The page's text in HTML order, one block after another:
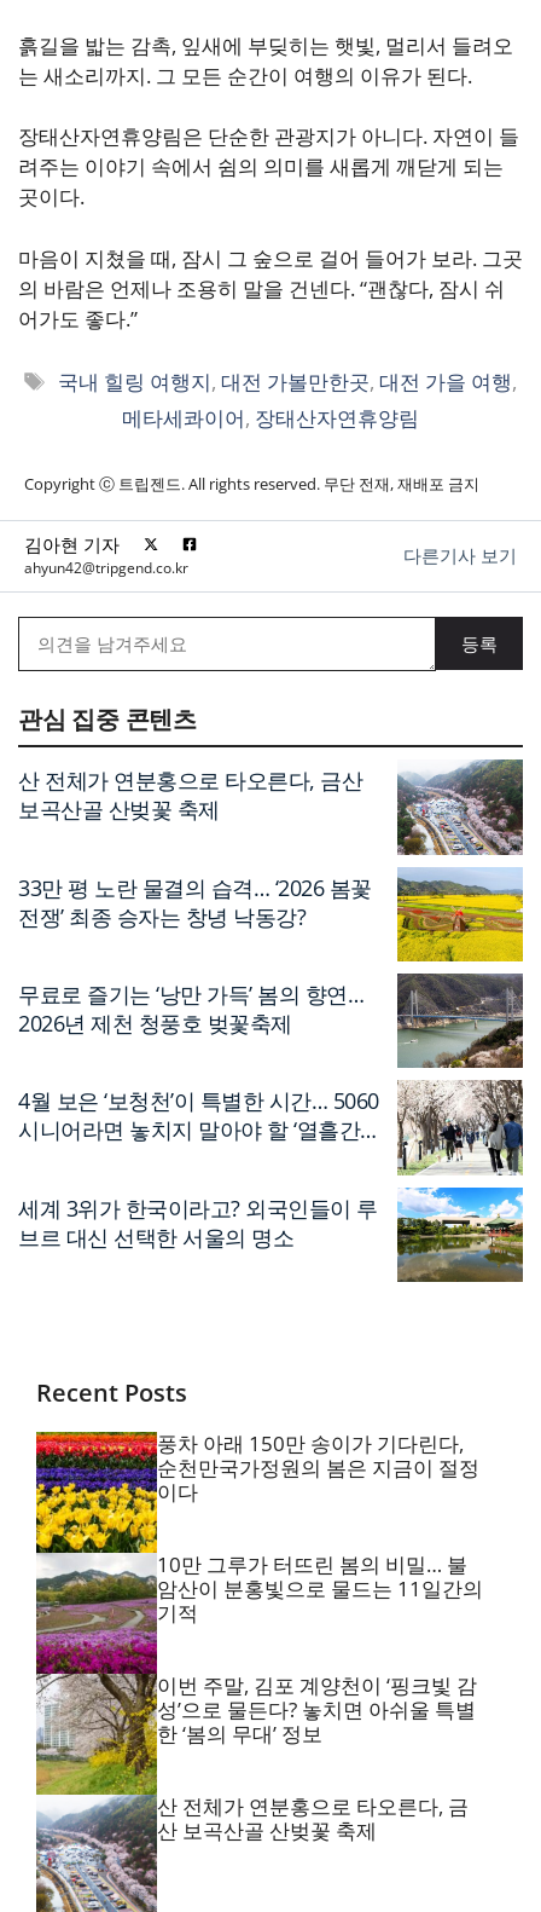
흙길을 밟는 감촉, 잎새에 부딪히는 햇빛, 멀리서 들려오
는 새소리까지. 그 모든 순간이 여행의 이유가 된다.
장태산자연휴양림은 단순한 관광지가 아니다. 자연이 들
려주는 이야기 속에서 쉼의 의미를 새롭게 깨닫게 되는
곳이다.
마음이 지쳤을 때, 잠시 그 숲으로 걸어 들어가 보라. 그곳
의 바람은 언제나 조용히 말을 건넨다. “괜찮다, 잠시 쉬
어가도 좋다.”
태
국내 힐링 여행지, 대전 가볼만한곳, 대전 가을 여행,
메타세콰이어, 장태산자연휴양림
Copyright ⓒ 트립젠드. All rights reserved. 무단 전재, 재배포 금지
김아현 기자
ahyun42@tripgend.co.kr
다른기사 보기
관심 집중 콘텐츠
산 전체가 연분홍으로 타오른다, 금산
보곡산골 산벚꽃 축제
33만 평 노란 물결의 습격… ‘2026 봄꽃
전쟁’ 최종 승자는 창녕 낙동강?
무료로 즐기는 ‘낭만 가득’ 봄의 향연…
2026년 제천 청풍호 벚꽃축제
4월 보은 ‘보청천’이 특별한 시간… 5060
시니어라면 놓치지 말아야 할 ‘열흘간의
세계 3위가 한국이라고? 외국인들이 루
브르 대신 선택한 서울의 명소
Recent Posts
풍차 아래 150만 송이가 기다린다,
순천만국가정원의 봄은 지금이 절정
이다
10만 그루가 터뜨린 봄의 비밀… 불
암산이 분홍빛으로 물드는 11일간의
기적
이번 주말, 김포 계양천이 ‘핑크빛 감
성’으로 물든다? 놓치면 아쉬울 특별
한 ‘봄의 무대’ 정보
산 전체가 연분홍으로 타오른다, 금
산 보곡산골 산벚꽃 축제